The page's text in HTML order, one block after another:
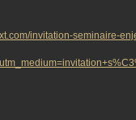
invitation-seminaire-